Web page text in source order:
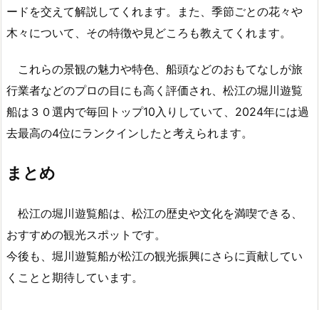
ードを交えて解説してくれます。また、季節ごとの花々や
木々について、その特徴や見どころも教えてくれます。
これらの景観の魅力や特色、船頭などのおもてなしが旅
行業者などのプロの目にも高く評価され、松江の堀川遊覧
船は３０選内で毎回トップ10入りしていて、2024年には過
去最高の4位にランクインしたと考えられます。
まとめ
松江の堀川遊覧船は、松江の歴史や文化を満喫できる、
おすすめの観光スポットです。
今後も、堀川遊覧船が松江の観光振興にさらに貢献してい
くことと期待しています。